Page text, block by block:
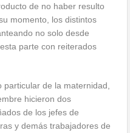
de no haber resulto
momento, los distintos
no solo desde
parte con reiterados
de la maternidad,
hicieron dos
de los jefes de
y demás trabajadores de